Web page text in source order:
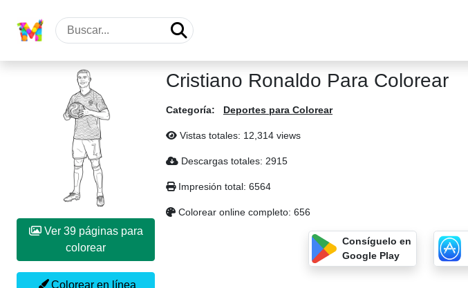
Ver 39 páginas para
colorear
Colorear en línea
Cristiano Ronaldo Para Colorear
Categoría: Deportes para Colorear
Vistas totales: 12,314 views
Descargas totales: 2915
Impresión total: 6564
Colorear online completo: 656
Consíguelo en
Google Play